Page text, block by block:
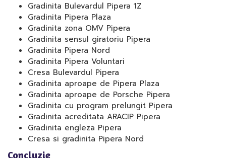
Gradinita Bulevardul Pipera 1Z
Gradinita Pipera Plaza
Gradinita zona OMV Pipera
Gradinita sensul giratoriu Pipera
Gradinita Pipera Nord
Gradinita Pipera Voluntari
Cresa Bulevardul Pipera
Gradinita aproape de Pipera Plaza
Gradinita aproape de Porsche Pipera
Gradinita cu program prelungit Pipera
Gradinita acreditata ARACIP Pipera
Gradinita engleza Pipera
Cresa si gradinita Pipera Nord
Concluzie